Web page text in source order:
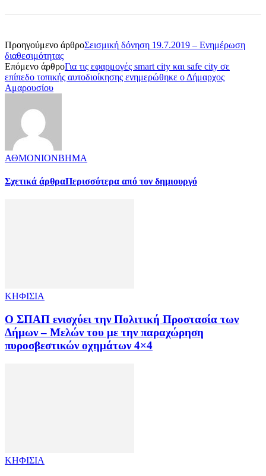
Προηγούμενο άρθροΣεισμική δόνηση 19.7.2019 – Ενημέρωση
διαθεσιμότητας
Επόμενο άρθροΓια τις εφαρμογές smart city και safe city σε
επίπεδο τοπικής αυτοδιοίκησης ενημερώθηκε ο Δήμαρχος
Αμαρουσίου
ΑΘΜΟΝΙΟΝΒΗΜΑ
Σχετικά άρθραΠερισσότερα από τον δημιουργό
ΚΗΦΙΣΙΑ
Ο ΣΠΑΠ ενισχύει την Πολιτική Προστασία των
Δήμων – Μελών του με την παραχώρηση
πυροσβεστικών οχημάτων 4×4
ΚΗΦΙΣΙΑ